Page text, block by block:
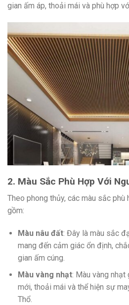
gian ấm áp, thoải mái và phù hợp
2. Màu Sắc Phù Hợp Với
Theo phong thủy, các màu sắc
gồm:
Màu nâu đất: Đây là màu sắc
mang đến cảm giác ổn định,
gian ấm cúng.
Màu vàng nhạt: Màu vàng
mới, thoải mái và thể hiện sự
Thổ.